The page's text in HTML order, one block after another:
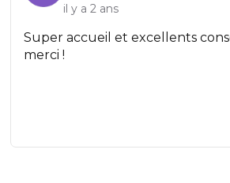
il y a 2 ans
Super accueil et excellents
merci !